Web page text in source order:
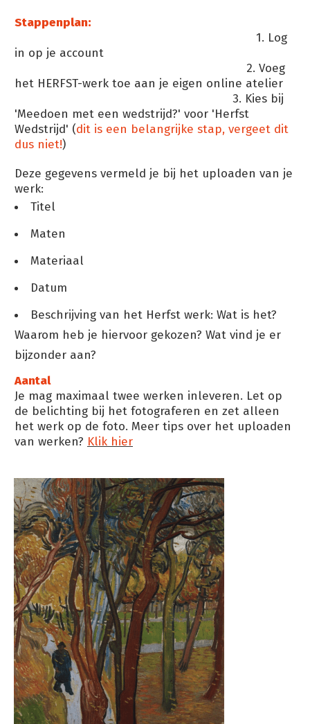
Stappenplan:
1. Log
in op je account
2. Voeg
het HERFST-werk toe aan je eigen online atelier
3. Kies bij
'Meedoen met een wedstrijd?' voor 'Herfst
Wedstrijd' (dit is een belangrijke stap, vergeet dit
dus niet!)
Deze gegevens vermeld je bij het uploaden van je
werk:
Titel
Maten
Materiaal
Datum
Beschrijving van het Herfst werk: Wat is het?
Waarom heb je hiervoor gekozen? Wat vind je er
bijzonder aan?
Aantal
Je mag maximaal twee werken inleveren. Let op
de belichting bij het fotograferen en zet alleen
het werk op de foto. Meer tips over het uploaden
van werken? Klik hier